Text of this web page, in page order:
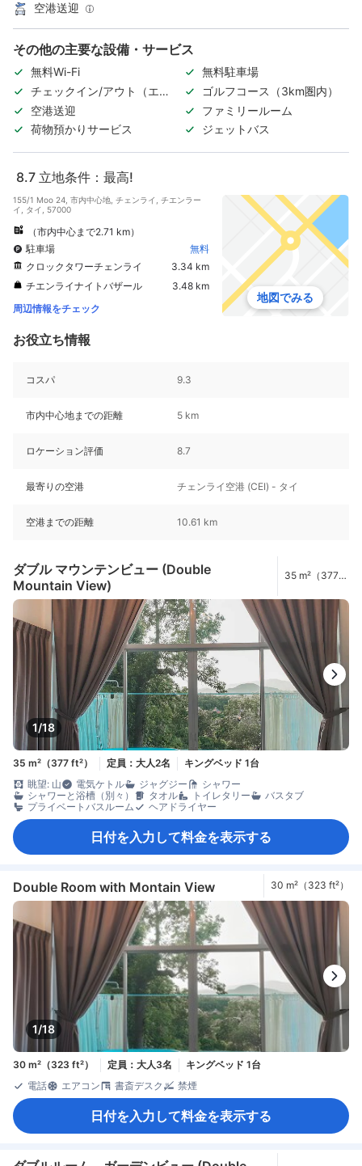
空港送迎
その他の主要な設備・サービス
無料Wi-Fi
無料駐車場
チェックイン/アウト（エク
スプレス）
ゴルフコース（3km圏内）
空港送迎
ファミリールーム
荷物預かりサービス
ジェットバス
8.7 立地条件：最高!
155/1 Moo 24, 市内中心地, チェンライ, チエンラー
イ, タイ, 57000
（市内中心まで2.71 km）
駐車場
無料
クロックタワーチェンライ
3.34 km
チエンライナイトバザール
3.48 km
周辺情報をチェック
地図でみる
お役立ち情報
コスパ 9.3
市内中心地までの距離 5 km
ロケーション評価 8.7
最寄りの空港 チェンライ空港 (CEI) - タイ
空港までの距離 10.61 km
ダブル マウンテンビュー (Double
Mountain View)
35 m²（377
1/18
35 m²（377 ft²） 定員：大人2名
キングベッド 1台
眺望: 山
電気ケトル ジャグジー
シャワー
シャワーと浴槽（別々）
タオル トイレタリー
バスタブ
プライベートバスルーム
ヘアドライヤー
日付を入力して料金を表示する
Double Room with Montain View 30 m²（323 ft²）
1/18
30 m²（323 ft²） 定員：大人3名
キングベッド 1台
電話
エアコン 書斎デスク 禁煙
日付を入力して料金を表示する